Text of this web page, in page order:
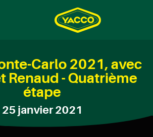
Carlo 2021, avec
Renaud - Quatrième
étape
25 janvier 2021